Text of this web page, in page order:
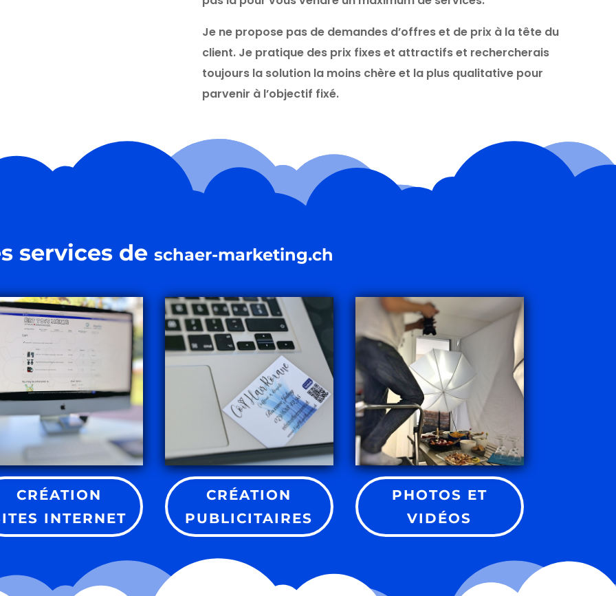
Je ne propose pas de demandes d’offres et de prix à la tête du
client. Je pratique des prix fixes et attractifs et rechercherais
toujours la solution la moins chère et la plus qualitative pour
parvenir à l’objectif fixé.
services de schaer-marketing.ch
CRÉATION
INTERNET
CRÉATION
PUBLICITAIRES
PHOTOS ET
VIDÉOS